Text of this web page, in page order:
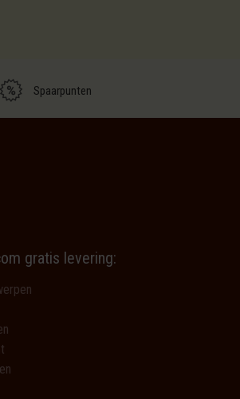
Spaarpunten
gratis levering: